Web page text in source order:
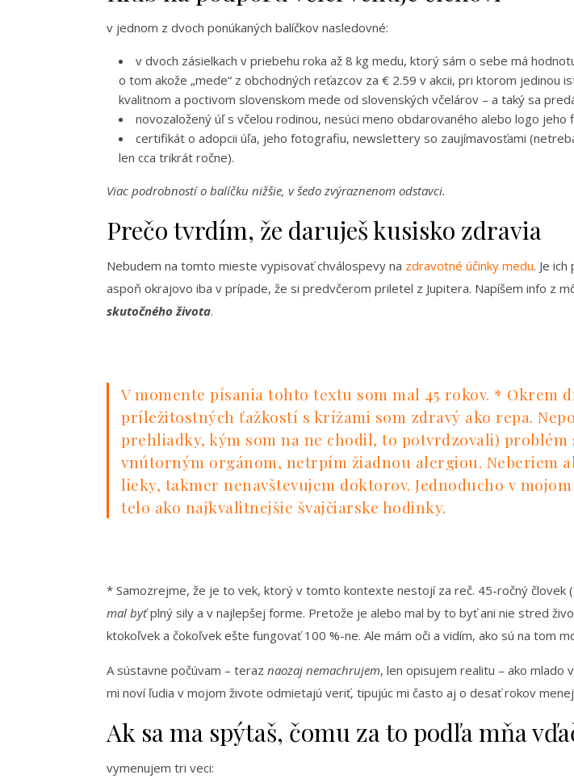
v jednom z dvoch ponúkaných balíčkov nasledovné:
v dvoch zásielkach v priebehu roka až 8 kg medu, ktorý sám o sebe má
o tom akože „mede“ z obchodných reťazcov za € 2.59 v akcii, pri ktorom jedinou
kvalitnom a poctivom slovenskom mede od slovenských včelárov – a taký sa
novozaložený úľ s včelou rodinou, nesúci meno obdarovaného alebo logo jeho
certifikát o adopcii úľa, jeho fotografiu, newslettery so zaujímavosťami
len cca trikrát ročne).
Viac podrobností o balíčku nižšie, v šedo zvýraznenom odstavci.
Prečo tvrdím, že daruješ kusisko zdravia
Nebudem na tomto mieste vypisovať chválospevy na zdravotné účinky medu. Je
aspoň okrajovo iba v prípade, že si predvčerom priletel z Jupitera. Napíšem info z
skutočného života.
V momente písania tohto textu som mal 45 rokov. * Okrem
príležitostných ťažkostí s krížami som zdravý ako repa.
prehliadky, kým som na ne chodil, to potvrdzovali) problém
vnútorným orgánom, netrpím žiadnou alergiou. Neberiem
lieky, takmer nenavštevujem doktorov. Jednoducho v
telo ako najkvalitnejšie švajčiarske hodinky.
* Samozrejme, že je to vek, ktorý v tomto kontexte nestojí za reč. 45-ročný človek
mal byťplný sily a v najlepšej forme. Pretože je alebo mal by to byť ani nie stred
ktokoľvek a čokoľvek ešte fungovať 100 %-ne. Ale mám oči a vidím, ako sú na tom
A sústavne počúvam – teraz naozaj nemachrujem, len opisujem realitu – ako mlado
mi noví ľudia v mojom živote odmietajú veriť, tipujúc mi často aj o desať rokov
Ak sa ma spýtaš, čomu za to podľa mňa
vymenujem tri veci: